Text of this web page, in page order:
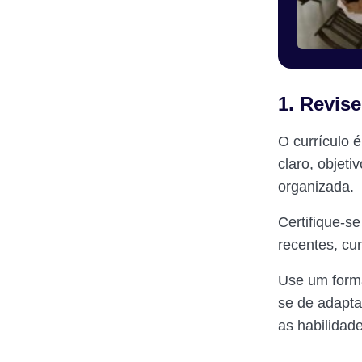
1.
O currículo
claro,
organizada.
Certifique-
recentes,
Use um
se de
as